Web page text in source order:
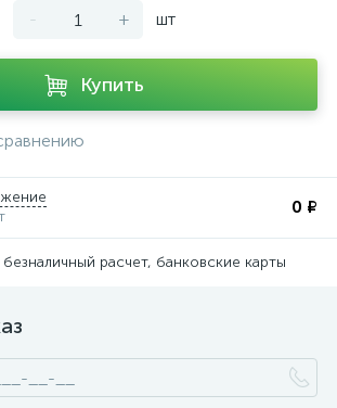
- + шт
Купить
0 ₽
расчет, банковские карты